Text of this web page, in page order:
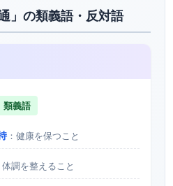
」の類義語・反対語
類義語
：健康を保つこと
調を整えること